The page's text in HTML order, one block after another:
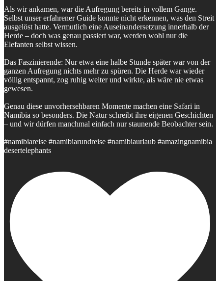
Als wir ankamen, war die Aufregung bereits in vollem Gange.
Selbst unser erfahrener Guide konnte nicht erkennen, was den Streit
ausgelöst hatte. Vermutlich eine Auseinandersetzung innerhalb der
Herde – doch was genau passiert war, werden wohl nur die
Elefanten selbst wissen.
Das Faszinierende: Nur etwa eine halbe Stunde später war von der
ganzen Aufregung nichts mehr zu spüren. Die Herde war wieder
völlig entspannt, zog ruhig weiter und wirkte, als wäre nie etwas
gewesen.
Genau diese unvorhersehbaren Momente machen eine Safari in
Namibia so besonders. Die Natur schreibt ihre eigenen Geschichten
– und wir dürfen manchmal einfach nur staunende Beobachter sein.
#namibiareise #namibiarundreise #namibiaurlaub #amazingnamibia
desertelephants